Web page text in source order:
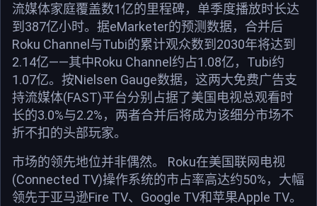
流媒体家庭覆盖数1亿的里程碑，单季度播放时长达
到387亿小时。据eMarketer的预测数据，合并后
Roku Channel与Tubi的累计观众数到2030年将达到
2.14亿——其中Roku Channel约占1.08亿，Tubi约
1.07亿。按Nielsen Gauge数据，这两大免费广告支
持流媒体(FAST)平台分别占据了美国电视总观看时
长的3.0%与2.2%，两者合并后将成为该细分市场不
折不扣的头部玩家。
市场的领先地位并非偶然。 Roku在美国联网电视
(Connected TV)操作系统的市占率高达约50%，大幅
领先于亚马逊Fire TV、Google TV和苹果Apple TV。